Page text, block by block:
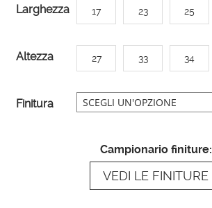
Larghezza 17 23 25
Altezza 27 33 34
Finitura
Campionario finiture:
VEDI LE FINITURE
A
e
n